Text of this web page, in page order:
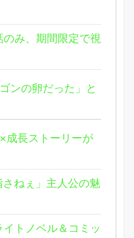
み、期間限定で視
ンの卵だった」と
成長ストーリーが
さねぇ」主人公の魅
トノベル＆コミッ